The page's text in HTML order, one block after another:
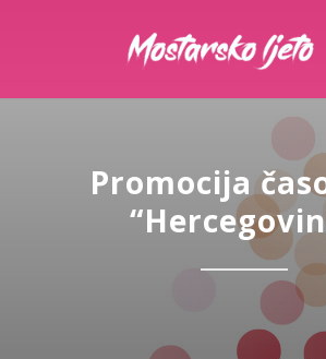
Promocija